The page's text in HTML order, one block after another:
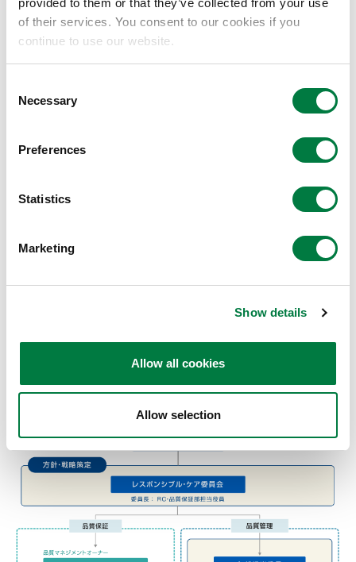
provided to them or that they’ve collected from your use
of their services. You consent to our cookies if you
continue to use our website.
Selection
Necessary
Preferences
Statistics
Marketing
Show details
Allow all cookies
Allow selection
レスポンシブル・ケア活動の責任者であるRC・品質保
証部担当役員は、レスポンシブル・ケア基本方針
づき社則を定め品質マネジメントの基本事項を決定し、
全体の品質マネジメントおよび品質保証を統括していま
負い、RC・品質保証部の方針・戦略に基づき各事業
ています。
2020年度には品質マネジメントに関するグローバル・
ポリシーを制定し、グループ全体として高水準の品質マ
品質マネジメント体制